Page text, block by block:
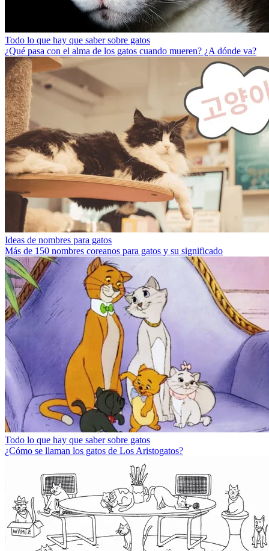
Todo lo que hay que saber sobre gatos
¿Qué pasa con el alma de los gatos cuando mueren? ¿A dónde va?
Ideas de nombres para gatos
Más de 150 nombres coreanos para gatos y su significado
Todo lo que hay que saber sobre gatos
¿Cómo se llaman los gatos de Los Aristogatos?